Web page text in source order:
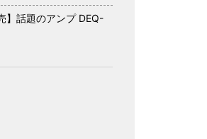
】話題のアンプ DEQ-